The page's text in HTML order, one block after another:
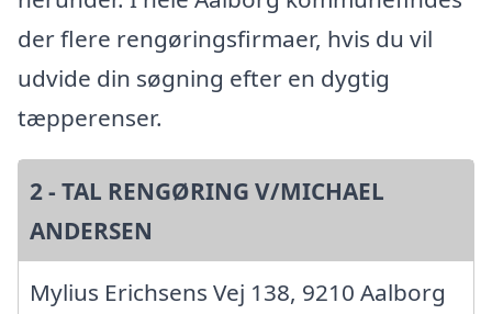
der flere rengøringsfirmaer, hvis du vil
udvide din søgning efter en dygtig
tæpperenser.
2 - TAL RENGØRING V/MICHAEL
ANDERSEN
Mylius Erichsens Vej 138, 9210 Aalborg